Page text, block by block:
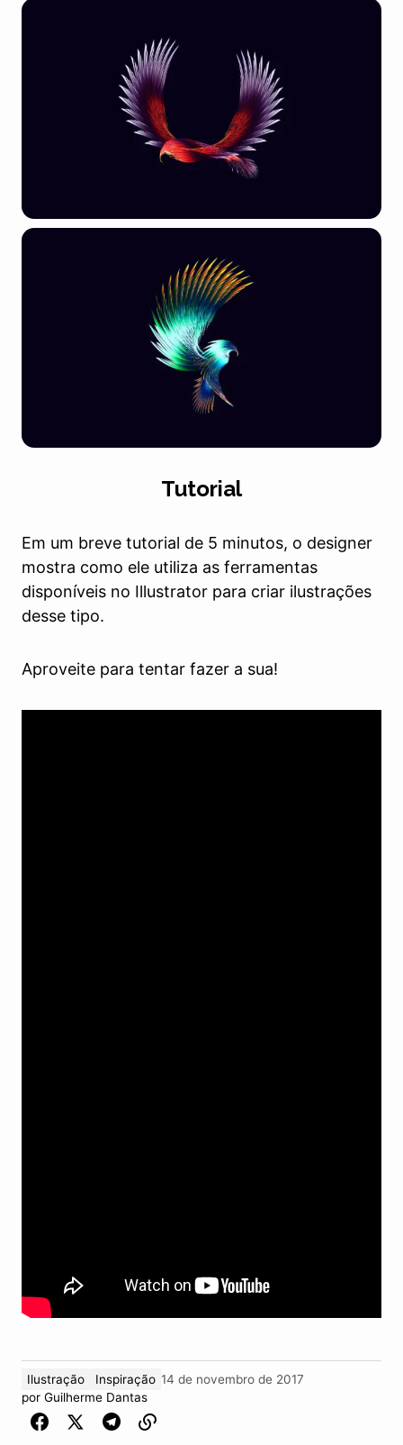
Tutorial
Em um breve tutorial de 5 minutos, o designer
mostra como ele utiliza as ferramentas
disponíveis no Illustrator para criar ilustrações
desse tipo.
Aproveite para tentar fazer a sua!
Ilustração Inspiração 14 de novembro de 2017
por Guilherme Dantas